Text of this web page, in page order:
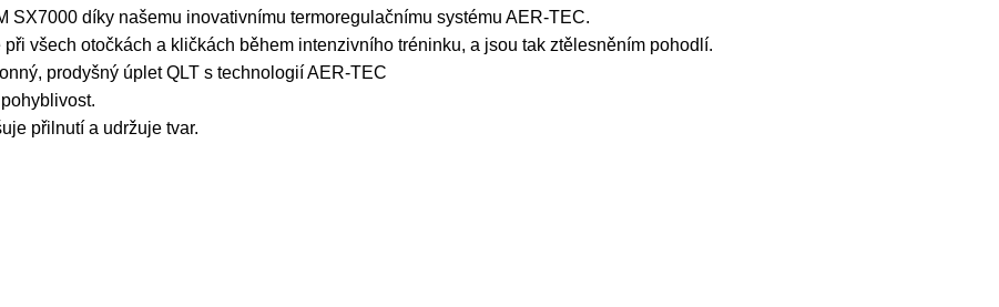
SX7000 díky našemu inovativnímu termoregulačnímu systému AER-TEC.
všech otočkách a kličkách během intenzivního tréninku, a jsou tak ztělesněním pohodlí.
prodyšný úplet QLT s technologií AER-TEC
přilnutí a udržuje tvar.